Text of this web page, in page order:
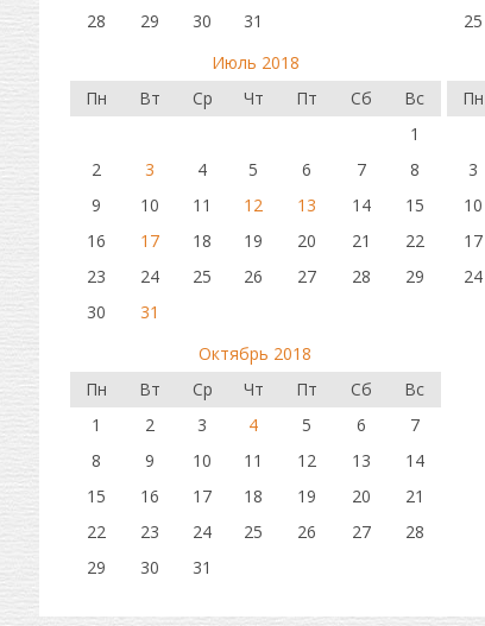
28
29 30 31
25
Июль 2018
Пн
Вт Ср Чт Пт Сб
Вс
1
2
3 4 5 6 7
8
9
10 11 12 13 14
15
16
17 18 19 20 21
22
23
24 25 26 27 28
29
30
31
Пн
3
10
17
24
Октябрь 2018
Пн
Вт Ср Чт Пт Сб
Вс
1
2 3 4 5 6
7
8
9 10 11 12 13
14
15
16 17 18 19 20
21
22
23 24 25 26 27
28
29
30 31